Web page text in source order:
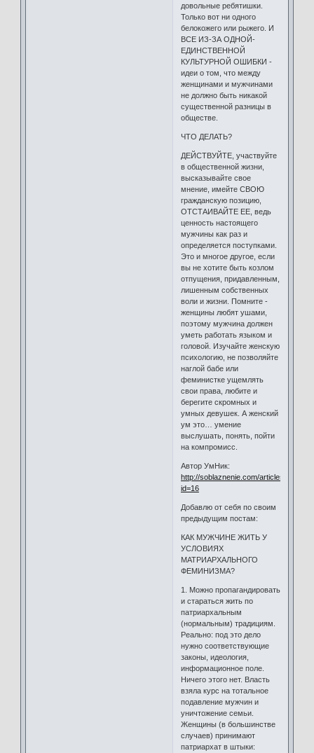
довольные ребятишки.
Только вот ни одного
белокожего или рыжего. И
ВСЕ ИЗ-ЗА ОДНОЙ-
ЕДИНСТВЕННОЙ
КУЛЬТУРНОЙ ОШИБКИ -
идеи о том, что между
женщинами и мужчинами
не должно быть никакой
существенной разницы в
обществе.
ЧТО ДЕЛАТЬ?
ДЕЙСТВУЙТЕ, участвуйте
в общественной жизни,
высказывайте свое
мнение, имейте СВОЮ
гражданскую позицию,
ОТСТАИВАЙТЕ ЕЕ, ведь
ценность настоящего
мужчины как раз и
определяется поступками.
Это и многое другое, если
вы не хотите быть козлом
отпущения, придавленным,
лишенным собственных
воли и жизни. Помните -
женщины любят ушами,
поэтому мужчина должен
уметь работать языком и
головой. Изучайте женскую
психологию, не позволяйте
наглой бабе или
феминистке ущемлять
свои права, любите и
берегите скромных и
умных девушек. А женский
ум это… умение
выслушать, понять, пойти
на компромисс.
Автор УмНик:
http://soblaznenie.com/articles.php?
id=16
Добавлю от себя по своим
предыдущим постам:
КАК МУЖЧИНЕ ЖИТЬ У
УСЛОВИЯХ
МАТРИАРХАЛЬНОГО
ФЕМИНИЗМА?
1. Можно пропагандировать
и стараться жить по
патриархальным
(нормальным) традициям.
Реально: под это дело
нужно соответствующие
законы, идеология,
информационное поле.
Ничего этого нет. Власть
взяла курс на тотальное
подавление мужчин и
уничтожение семьи.
Женщины (в большинстве
случаев) принимают
патриархат в штыки: